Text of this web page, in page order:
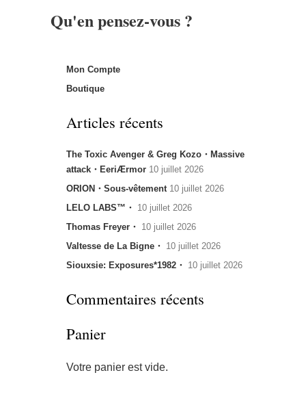
Qu'en pensez-vous ?
Mon Compte
Boutique
Articles récents
The Toxic Avenger & Greg Kozo・Massive
attack・EeriÆrmor 10 juillet 2026
ORION・Sous-vêtement 10 juillet 2026
LELO LABS™・ 10 juillet 2026
Thomas Freyer・ 10 juillet 2026
Valtesse de La Bigne・ 10 juillet 2026
Siouxsie: Exposures*1982・ 10 juillet 2026
Commentaires récents
Panier
Votre panier est vide.